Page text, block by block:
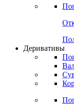
Деривативы